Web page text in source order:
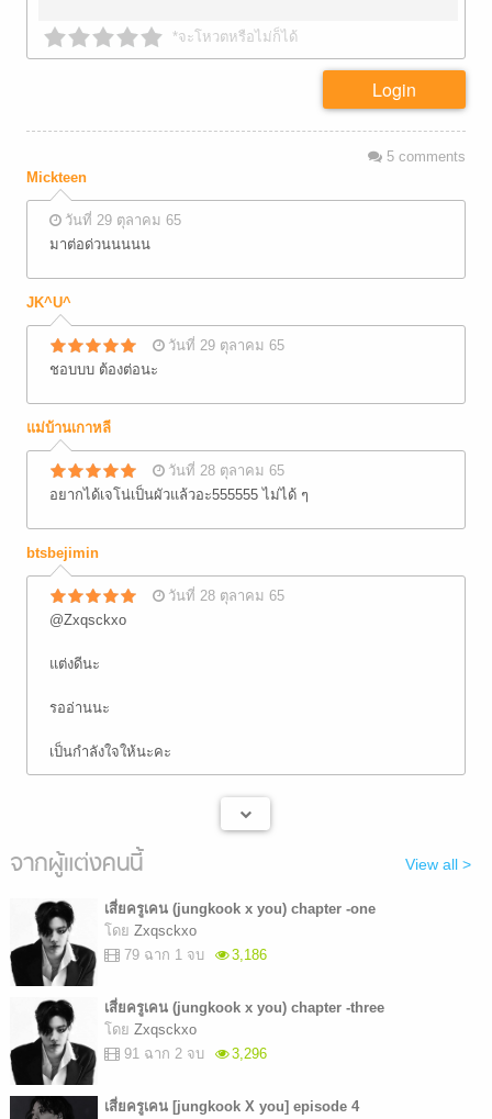
*จะโหวตหรือไม่ก็ได้
Login
5comments
Mickteen
วันที่ 29 ตุลาคม 65
มาต่อด่วนนนนน
JK^U^
วันที่ 29 ตุลาคม 65
ชอบบบ ต้องต่อนะ
แม่บ้านเกาหลี
วันที่ 28 ตุลาคม 65
อยากได้เจโน่เป็นผัวแล้วอะ555555 ไม่ได้ ๆ
btsbejimin
วันที่ 28 ตุลาคม 65
@Zxqsckxo
แต่งดีนะ
รออ่านนะ
เป็นกำลังใจให้นะคะ
จากผู้แต่งคนนี้ View all >
เสี่ยครูเคน (jungkook x you) chapter -one
โดย Zxqsckxo
79 ฉาก 1 จบ
3,186
เสี่ยครูเคน (jungkook x you) chapter -three
โดย Zxqsckxo
91 ฉาก 2 จบ
3,296
เสี่ยครูเคน [jungkook X you] episode 4